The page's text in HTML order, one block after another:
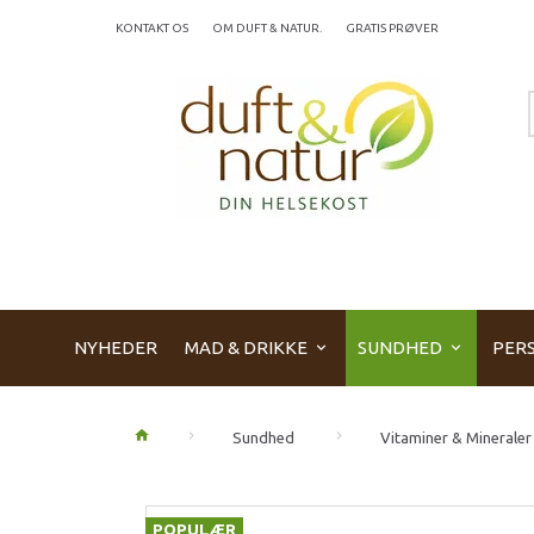
KONTAKT OS OM DUFT & NATUR. GRATIS PRØVER
NYHEDER MAD & DRIKKE SUNDHED
Sundhed Vitaminer & Mineraler
POPULÆR